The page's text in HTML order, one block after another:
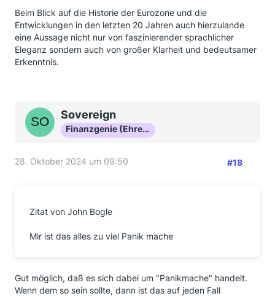
Beim Blick auf die Historie der Eurozone und die
Entwicklungen in den letzten 20 Jahren auch hierzulande
eine Aussage nicht nur von faszinierender sprachlicher
Eleganz sondern auch von großer Klarheit und bedeutsamer
Erkenntnis.
Sovereign
Finanzgenie (Ehrenmitglied)
28. Oktober 2024 um 09:50 #18
Zitat von John Bogle
Mir ist das alles zu viel Panik mache
Gut möglich, daß es sich dabei um "Panikmache" handelt.
Wenn dem so sein sollte, dann ist das auf jeden Fall